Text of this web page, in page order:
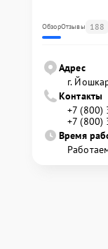
ОбзорОтзывы 188
Адрес
г.
Контакты
+7 (800)
+7 (800)
Время